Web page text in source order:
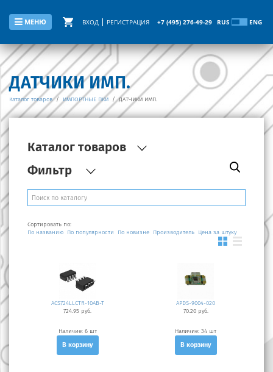
МЕНЮ ВХОД РЕГИСТРАЦИЯ +7 (495) 276-49-29 RUS ENG
ДАТЧИКИ ИМП.
Каталог товаров / ИМПОРТНЫЕ ПКИ / ДАТЧИКИ ИМП.
Каталог товаров
Фильтр
Производитель
Сортировать по:
По названию По популярности По новизне Производитель Цена за штуку
ACS724LLCTR-10AB-T
724.95 руб.
Наличие: 6 шт
В корзину
APDS-9004-020
70.20 руб.
Наличие: 34 шт
В корзину